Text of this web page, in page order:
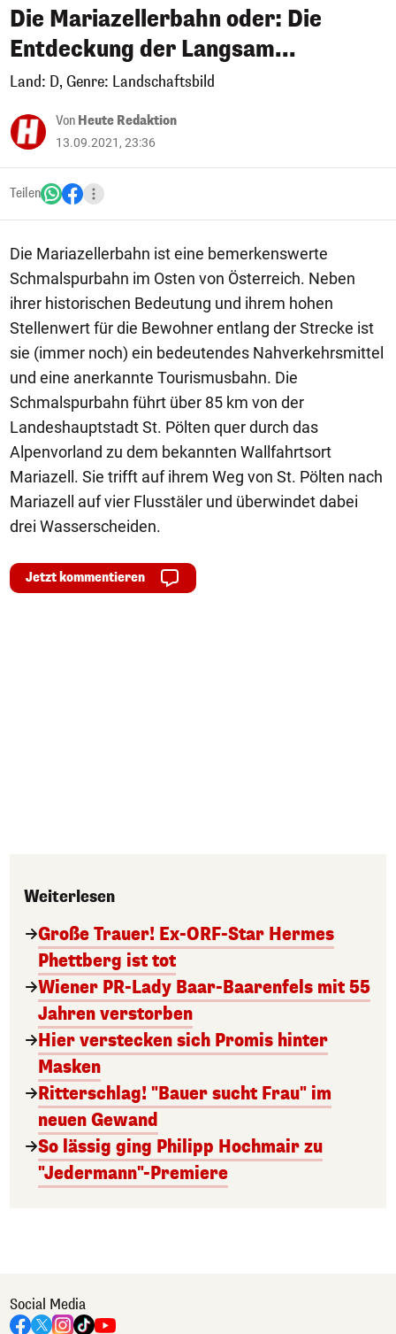
Die Mariazellerbahn oder: Die
Entdeckung der Langsam...
Land: D, Genre: Landschaftsbild
Von Heute Redaktion
13.09.2021, 23:36
Teilen
Die Mariazellerbahn ist eine bemerkenswerte
Schmalspurbahn im Osten von Österreich. Neben
ihrer historischen Bedeutung und ihrem hohen
Stellenwert für die Bewohner entlang der Strecke ist
sie (immer noch) ein bedeutendes Nahverkehrsmittel
und eine anerkannte Tourismusbahn. Die
Schmalspurbahn führt über 85 km von der
Landeshauptstadt St. Pölten quer durch das
Alpenvorland zu dem bekannten Wallfahrtsort
Mariazell. Sie trifft auf ihrem Weg von St. Pölten nach
Mariazell auf vier Flusstäler und überwindet dabei
drei Wasserscheiden.
Jetzt kommentieren
Weiterlesen
Große Trauer! Ex-ORF-Star Hermes
Phettberg ist tot
Wiener PR-Lady Baar-Baarenfels mit 55
Jahren verstorben
Hier verstecken sich Promis hinter
Masken
Ritterschlag! "Bauer sucht Frau" im
neuen Gewand
So lässig ging Philipp Hochmair zu
"Jedermann"-Premiere
Social Media